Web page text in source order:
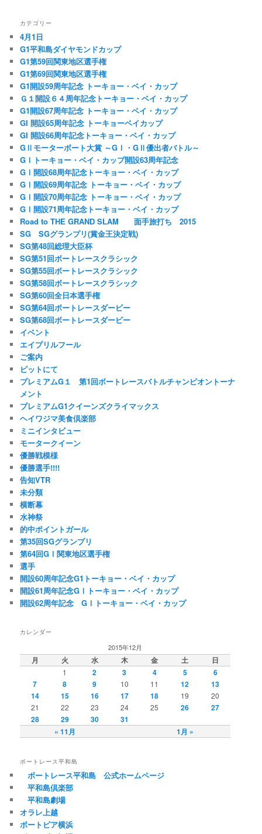
カテゴリー
4月1日
G1平和島ダイヤモンドカップ
G1第59回関東地区選手権
G1第69回関東地区選手権
G1開設59周年記念 トーキョー・ベイ・カップ
Ｇ１開設６４周年記念トーキョー・ベイ・カップ
G1開設67周年記念 トーキョー・ベイ・カップ
GI 開設65周年記念 トーキョーベイカップ
GI 開設66周年記念トーキョー・ベイ・カップ
GⅡモーターボート大賞 ～GⅠ・GⅡ優出者バトル～
GⅠトーキョー・ベイ・カップ開設63周年記念
GⅠ開設68周年記念トーキョー・ベイ・カップ
GⅠ開設69周年記念 トーキョー・ベイ・カップ
GⅠ開設70周年記念 トーキョー・ベイ・カップ
GⅠ開設71周年記念トーキョー・ベイ・カップ
Road to THE GRAND SLAM 面手旅打ち 2015
SG SGグランプリ(賞金王決定戦)
SG第48回総理大臣杯
SG第51回ボートレースクラシック
SG第55回ボートレースクラシック
SG第58回ボートレースクラシック
SG第60回全日本選手権
SG第64回ボートレースダービー
SG第68回ボートレースダービー
イベント
エイプリルフール
ご案内
ピットにて
プレミアムG１ 第1回ボートレースバトルチャンピオントーナ
メント
プレミアムG1クイーンズクライマックス
ヘイワジマ美食倶楽部
ミニインタビュー
モータークイーン
優勝戦模様
優勝選手!!!!
告知VTR
未分類
横断幕
水神祭
的中ポイントガール
第35回SGグランプリ
第64回GⅠ関東地区選手権
選手
開設60周年記念G1トーキョー・ベイ・カップ
開設61周年記念GⅠトーキョー・ベイ・カップ
開設62周年記念 GⅠトーキョー・ベイ・カップ
カレンダー
2015年12月
月 火 水 木 金 土 日
« 11月 1月 »
1 2 3 4 5
6
7
8 9 10 11 12
13
14
15 16 17 18 19
20
21
22 23 24 25 26
27
28
29 30 31
ボートレース平和島
ボートレース平和島 公式ホームページ
平和島倶楽部
平和島劇場
オラレ上越
ボートピア横浜